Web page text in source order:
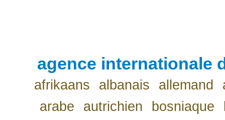
agence internationale
afrikaans albanais allemand
arabe
autrichien bosniaque